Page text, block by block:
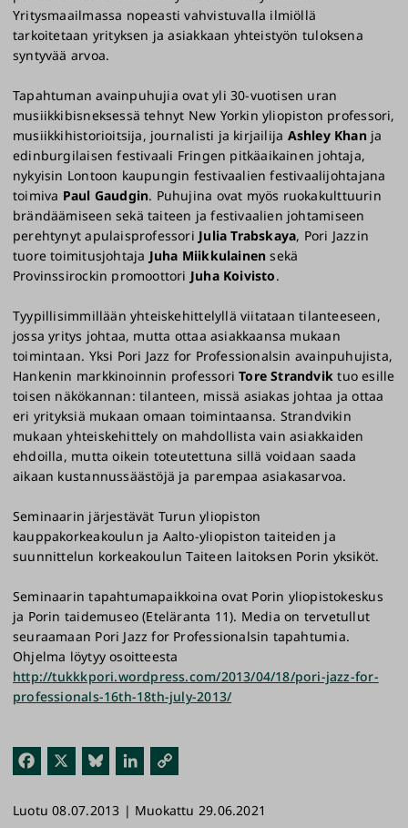
Fac
ok
Blu
y
Link
n
link
Yritysmaailmassa nopeasti vahvistuvalla ilmiöllä
tarkoitetaan yrityksen ja asiakkaan yhteistyön tuloksena
syntyvää arvoa.
Tapahtuman avainpuhujia ovat yli 30-vuotisen uran
musiikkibisneksessä tehnyt New Yorkin yliopiston professori,
musiikkihistorioitsija, journalisti ja kirjailija Ashley Khan ja
edinburgilaisen festivaali Fringen pitkäaikainen johtaja,
nykyisin Lontoon kaupungin festivaalien festivaalijohtajana
toimiva Paul Gaudgin. Puhujina ovat myös ruokakulttuurin
brändäämiseen sekä taiteen ja festivaalien johtamiseen
perehtynyt apulaisprofessori Julia Trabskaya, Pori Jazzin
tuore toimitusjohtaja Juha Miikkulainensekä
Provinssirockin promoottori Juha Koivisto.
Tyypillisimmillään yhteiskehittelyllä viitataan tilanteeseen,
jossa yritys johtaa, mutta ottaa asiakkaansa mukaan
toimintaan. Yksi Pori Jazz for Professionalsin avainpuhujista,
Hankenin markkinoinnin professoriTore Strandviktuo esille
toisen näkökannan: tilanteen, missä asiakas johtaa ja ottaa
eri yrityksiä mukaan omaan toimintaansa. Strandvikin
mukaan yhteiskehittely on mahdollista vain asiakkaiden
ehdoilla, mutta oikein toteutettuna sillä voidaan saada
aikaan kustannussäästöjä ja parempaa asiakasarvoa.
Seminaarin järjestävät Turun yliopiston
kauppakorkeakoulun ja Aalto-yliopiston taiteiden ja
suunnittelun korkeakoulun Taiteen laitoksen Porin yksiköt.
Seminaarin tapahtumapaikkoina ovat Porin yliopistokeskus
ja Porin taidemuseo (Eteläranta 11). Media on tervetullut
seuraamaan Pori Jazz for Professionalsin tapahtumia.
Ohjelma löytyy osoitteesta
http://tukkkpori.wordpress.com/2013/04/18/pori-jazz-for-
professionals-16th-18th-july-2013/
Luotu 08.07.2013 | Muokattu 29.06.2021